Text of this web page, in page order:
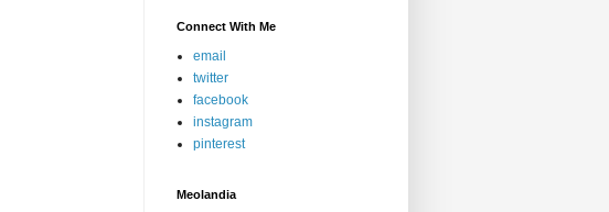
Connect With Me
email
twitter
facebook
instagram
pinterest
Meolandia